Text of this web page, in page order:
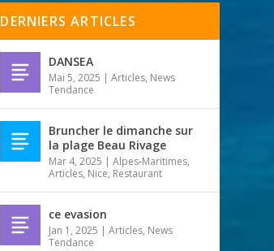
DERNIERS ARTICLES
DANSEA
Mai 5, 2025 |Articles, News
Tendance
Bruncher le dimanche sur
la plage Beau Rivage
Mar 4, 2025 |Alpes-Maritimes,
Articles, Nice, Restaurant
ce evasion
Jan 1, 2025 |Articles, News
Tendance